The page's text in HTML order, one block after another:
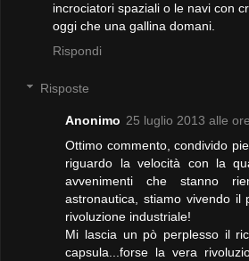
incrociatori spaziali o le navi con
oggi che una gallina domani.
Rispondi
Risposte
Anonimo 25 luglio 2013 alle
Ottimo commento, condivido
riguardo la velocità con la
avvenimenti che stanno
astronautica, stiamo vivendo il
rivoluzione industriale!
Mi lascia un pò perplesso il
capsula...forse la vera